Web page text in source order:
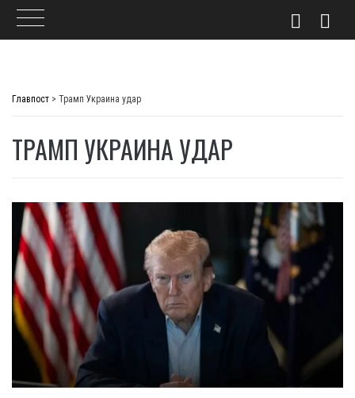
Главпост > Трамп Украина удар
ТРАМП УКРАИНА УДАР